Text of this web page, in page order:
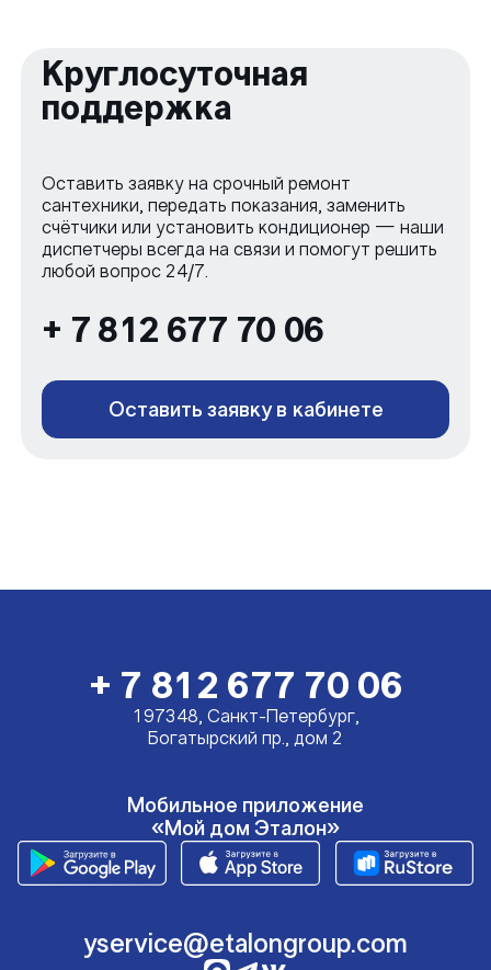
Круглосуточная
поддержка
Оставить заявку на срочный ремонт
сантехники, передать показания, заменить
счётчики или установить кондиционер — наши
диспетчеры всегда на связи и помогут решить
любой вопрос 24/7.
+ 7 812 677 70 06
Оставить заявку в кабинете
+ 7 812 677 70 06
197348, Санкт-Петербург,
Богатырский пр., дом 2
Мобильное приложение
«Мой дом Эталон»
yservice@etalongroup.com